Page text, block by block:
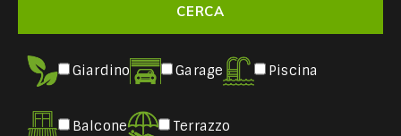
Giardino Garage Piscina
Balcone Terrazzo